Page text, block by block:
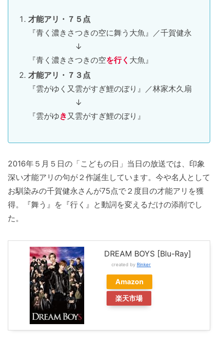
才能アリ・７５点
『青く濃きさつきの空に舞う大魚』／千賀健永
↓
『青く濃きさつきの空を行く 大魚』
才能アリ・７３点
『雲がゆく又雲がすぎ鯉のぼり』／林家木久扇
↓
『雲がゆき 又雲がすぎ鯉のぼり』
2016年５月５日の「こどもの日」当日の放送では、印象
深い才能アリの句が２作誕生しています。今や名人として
お馴染みの千賀健永さんが75点で２度目の才能アリを獲
得。『舞う』を『行く』と動詞を変えるだけの添削でし
た。
DREAM BOYS [Blu-Ray]
created by Rinker
Amazon
楽天市場